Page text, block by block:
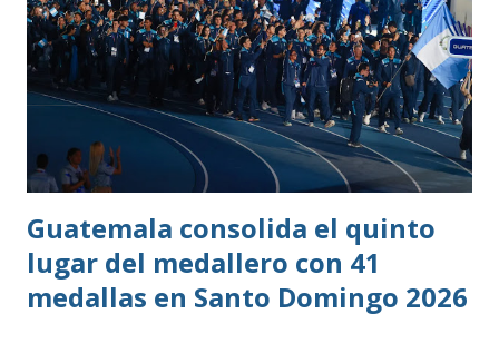
Guatemala consolida el quinto
lugar del medallero con 41
medallas en Santo Domingo 2026